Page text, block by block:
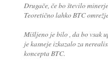
Drugače, če bo število
Teoretično lahko BTC
Mišljeno je bilo , da bo vsak
je kasneje izkazalo za
koncepta BTC.